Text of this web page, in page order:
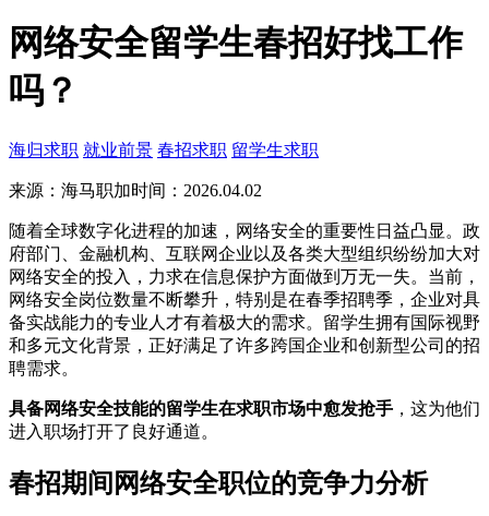
网络安全留学生春招好找工作
吗？
海归求职 就业前景 春招求职 留学生求职
来源：海马职加时间：2026.04.02
随着全球数字化进程的加速，网络安全的重要性日益凸显。政
府部门、金融机构、互联网企业以及各类大型组织纷纷加大对
网络安全的投入，力求在信息保护方面做到万无一失。当前，
网络安全岗位数量不断攀升，特别是在春季招聘季，企业对具
备实战能力的专业人才有着极大的需求。留学生拥有国际视野
和多元文化背景，正好满足了许多跨国企业和创新型公司的招
聘需求。
具备网络安全技能的留学生在求职市场中愈发抢手 ，这为他们
进入职场打开了良好通道。
春招期间网络安全职位的竞争力分析